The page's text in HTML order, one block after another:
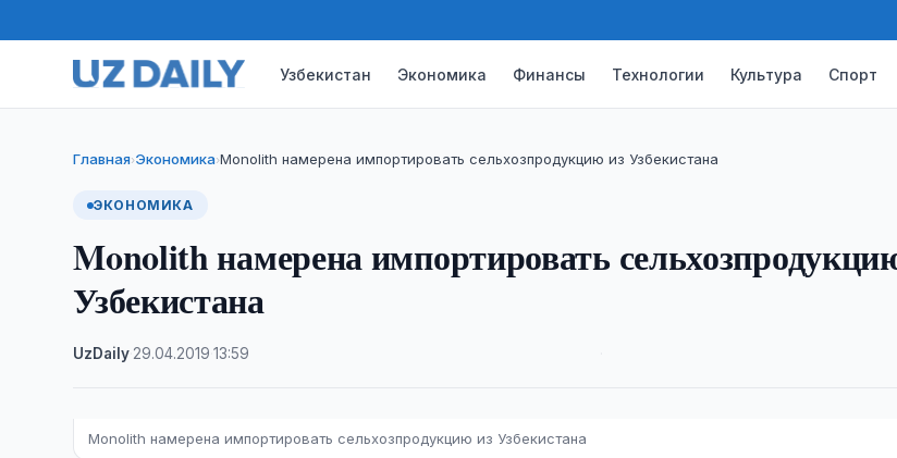
Узбекистан Экономика Финансы Технологии Культура Спорт
Главная›Экономика›Monolith намерена импортировать сельхозпродукцию из Узбекистана
ЭКОНОМИКА
Monolith намерена импортировать
Узбекистана
UzDaily 29.04.2019 ·13:59
Monolith намерена импортировать сельхозпродукцию из Узбекистана